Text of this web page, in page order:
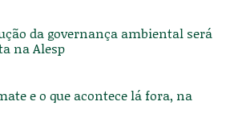
da governança ambiental será
na Alesp
e o que acontece lá fora, na